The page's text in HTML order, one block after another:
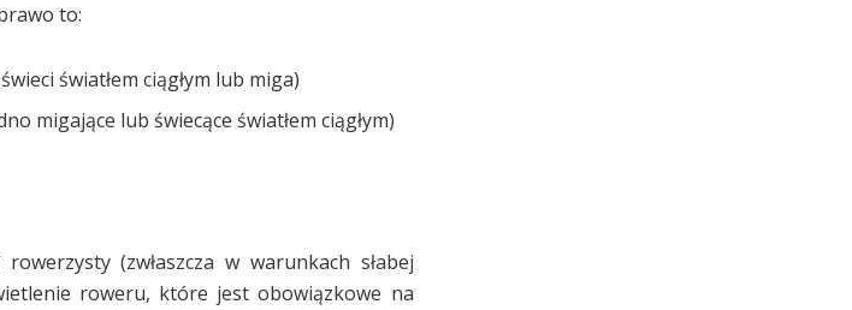
to:
światłem ciągłym lub miga)
migające lub świecące światłem ciągłym)
(zwłaszcza w warunkach słabej
roweru, które jest obowiązkowe na